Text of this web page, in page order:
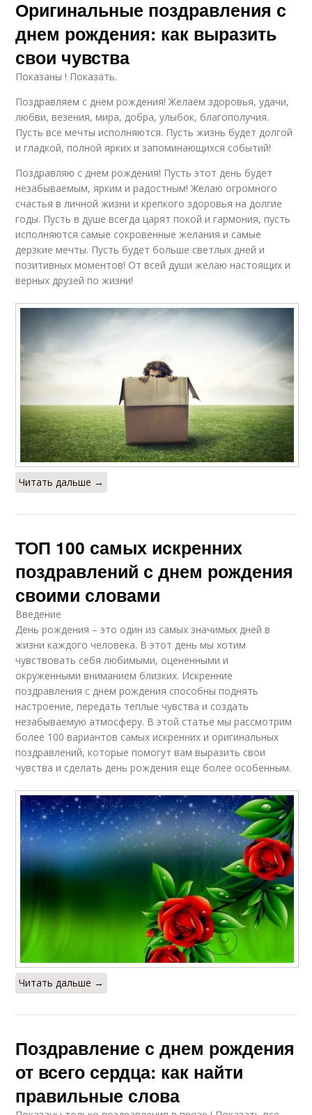
Оригинальные поздравления с
днем рождения: как выразить
свои чувства
Показаны ! Показать.
Поздравляем с днем рождения! Желаем здоровья, удачи,
любви, везения, мира, добра, улыбок, благополучия.
Пусть все мечты исполняются. Пусть жизнь будет долгой
и гладкой, полной ярких и запоминающихся событий!
Поздравляю с днем рождения! Пусть этот день будет
незабываемым, ярким и радостным! Желаю огромного
счастья в личной жизни и крепкого здоровья на долгие
годы. Пусть в душе всегда царят покой и гармония, пусть
исполняются самые сокровенные желания и самые
дерзкие мечты. Пусть будет больше светлых дней и
позитивных моментов! От всей души желаю настоящих и
верных друзей по жизни!
Читать дальше →
ТОП 100 самых искренних
поздравлений с днем рождения
своими словами
Введение
День рождения – это один из самых значимых дней в
жизни каждого человека. В этот день мы хотим
чувствовать себя любимыми, оцененными и
окруженными вниманием близких. Искренние
поздравления с днем рождения способны поднять
настроение, передать теплые чувства и создать
незабываемую атмосферу. В этой статье мы рассмотрим
более 100 вариантов самых искренних и оригинальных
поздравлений, которые помогут вам выразить свои
чувства и сделать день рождения еще более особенным.
Читать дальше →
Поздравление с днем рождения
от всего сердца: как найти
правильные слова